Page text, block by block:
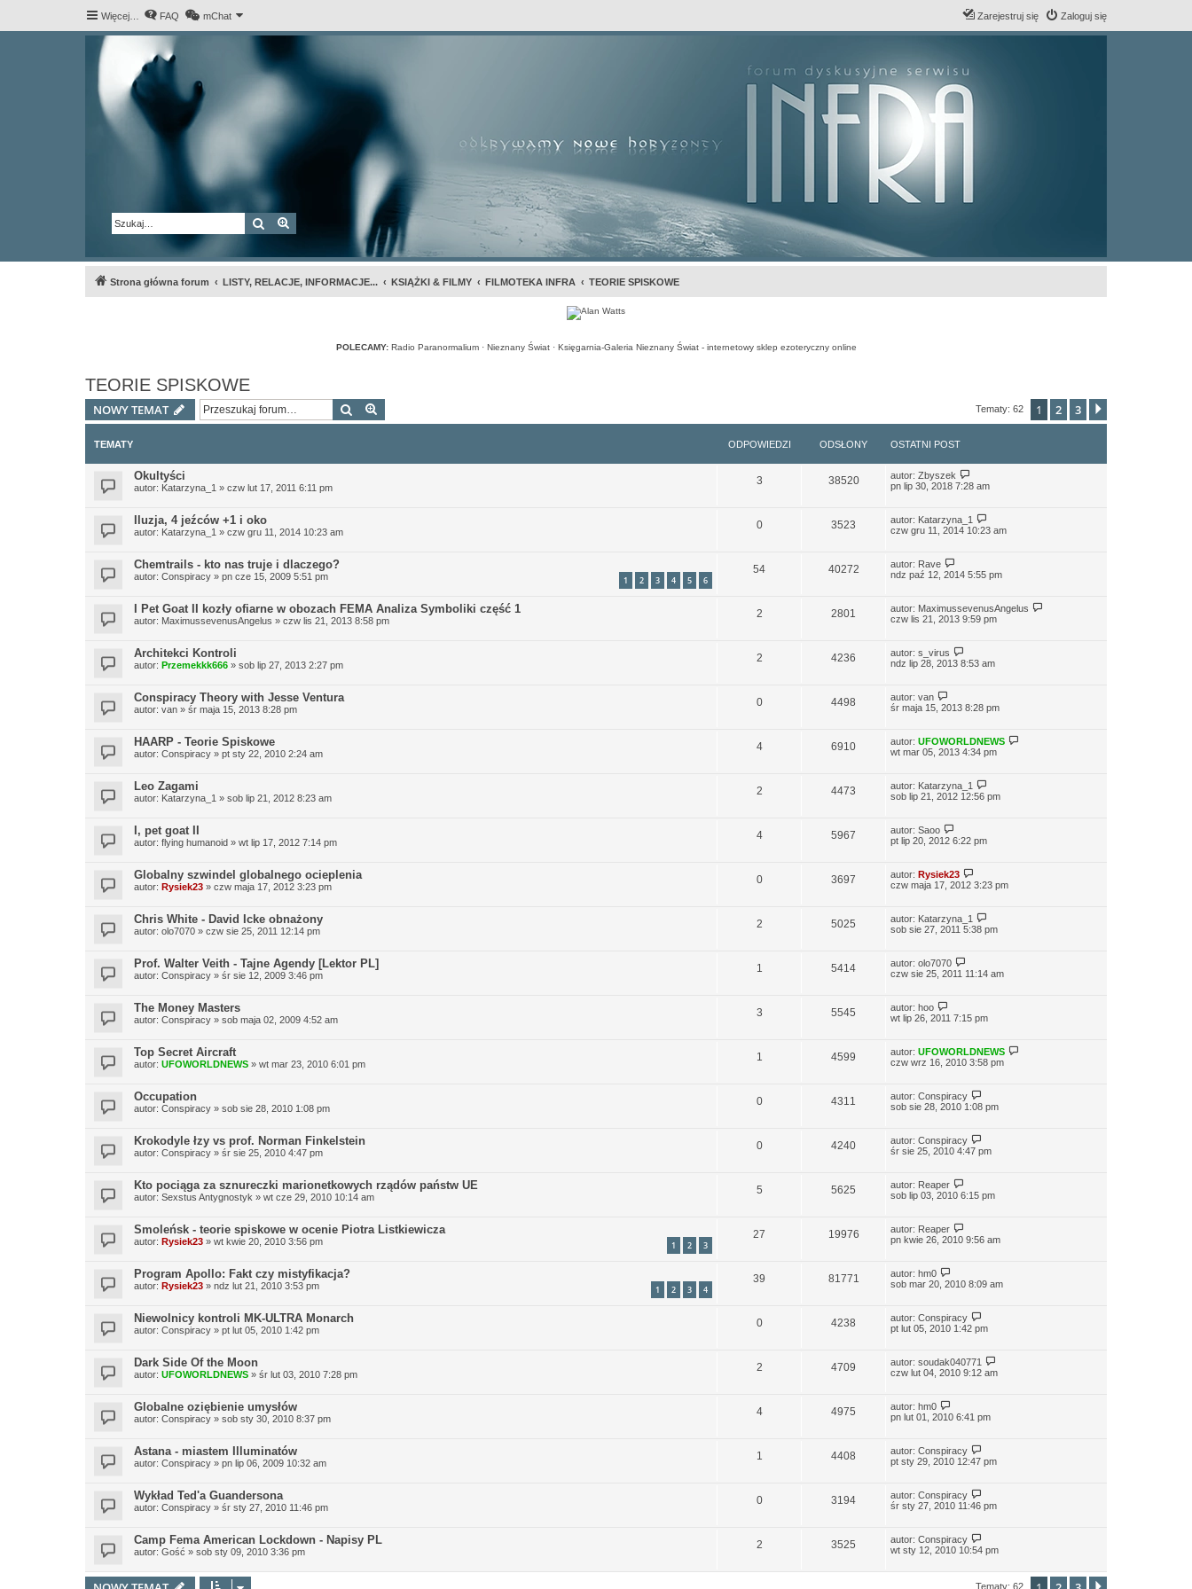
Więcej… FAQ mChat Zaloguj się
Zarejestruj się
Szukaj Wyszukiwanie zaawansowane
Strona główna forum LISTY, RELACJE, INFORMACJE... KSIĄŻKI & FILMY FILMOTEKA INFRA TEORIE SPISKOWE
POLECAMY: Radio Paranormalium· Nieznany Świat· Księgarnia-Galeria Nieznany Świat - internetowy sklep ezoteryczny online
TEORIE SPISKOWE
NOWY TEMAT Szukaj Tematy: 62 1 2 3
TEMATY ODPOWIEDZI ODSŁONY OSTATNI POST
Okultyści
autor: Katarzyna_1 » czw lut 17, 2011 6:11 pm
3 38520 autor: Zbyszek
pn lip 30, 2018 7:28 am
Iluzja, 4 jeźców +1 i oko
autor: Katarzyna_1 » czw gru 11, 2014 10:23 am
0 3523 autor: Katarzyna_1
czw gru 11, 2014 10:23 am
Chemtrails - kto nas truje i dlaczego?
autor: Conspiracy » pn cze 15, 2009 5:51 pm 1 2 3 4 5 6
54 40272 autor: Rave
ndz paź 12, 2014 5:55 pm
I Pet Goat II kozły ofiarne w obozach FEMA Analiza Symboliki część 1
autor: MaximussevenusAngelus » czw lis 21, 2013 8:58 pm
2 2801 autor: MaximussevenusAngelus
czw lis 21, 2013 9:59 pm
Architekci Kontroli
autor: Przemekkk666 » sob lip 27, 2013 2:27 pm
2 4236 autor: s_virus
ndz lip 28, 2013 8:53 am
Conspiracy Theory with Jesse Ventura
autor: van » śr maja 15, 2013 8:28 pm
0 4498 autor: van
śr maja 15, 2013 8:28 pm
HAARP - Teorie Spiskowe
autor: Conspiracy » pt sty 22, 2010 2:24 am
4 6910 autor: UFOWORLDNEWS
wt mar 05, 2013 4:34 pm
Leo Zagami
autor: Katarzyna_1 » sob lip 21, 2012 8:23 am
2 4473 autor: Katarzyna_1
sob lip 21, 2012 12:56 pm
I, pet goat II
autor: flying humanoid » wt lip 17, 2012 7:14 pm
4 5967 autor: Saoo
pt lip 20, 2012 6:22 pm
Globalny szwindel globalnego ocieplenia
autor: Rysiek23 » czw maja 17, 2012 3:23 pm
0 3697 autor: Rysiek23
czw maja 17, 2012 3:23 pm
Chris White - David Icke obnażony
autor: olo7070 » czw sie 25, 2011 12:14 pm
2 5025 autor: Katarzyna_1
sob sie 27, 2011 5:38 pm
Prof. Walter Veith - Tajne Agendy [Lektor PL]
autor: Conspiracy » śr sie 12, 2009 3:46 pm
1 5414 autor: olo7070
czw sie 25, 2011 11:14 am
The Money Masters
autor: Conspiracy » sob maja 02, 2009 4:52 am
3 5545 autor: hoo
wt lip 26, 2011 7:15 pm
Top Secret Aircraft
autor: UFOWORLDNEWS » wt mar 23, 2010 6:01 pm
1 4599 autor: UFOWORLDNEWS
czw wrz 16, 2010 3:58 pm
Occupation
autor: Conspiracy » sob sie 28, 2010 1:08 pm
0 4311 autor: Conspiracy
sob sie 28, 2010 1:08 pm
Krokodyle łzy vs prof. Norman Finkelstein
autor: Conspiracy » śr sie 25, 2010 4:47 pm
0 4240 autor: Conspiracy
śr sie 25, 2010 4:47 pm
Kto pociąga za sznureczki marionetkowych rządów państw UE
autor: Sexstus Antygnostyk » wt cze 29, 2010 10:14 am
5 5625 autor: Reaper
sob lip 03, 2010 6:15 pm
Smoleńsk - teorie spiskowe w ocenie Piotra Listkiewicza
autor: Rysiek23 » wt kwie 20, 2010 3:56 pm 1 2 3
27 19976 autor: Reaper
pn kwie 26, 2010 9:56 am
Program Apollo: Fakt czy mistyfikacja?
autor: Rysiek23 » ndz lut 21, 2010 3:53 pm 1 2 3 4
39 81771 autor: hm0
sob mar 20, 2010 8:09 am
Niewolnicy kontroli MK-ULTRA Monarch
autor: Conspiracy » pt lut 05, 2010 1:42 pm
0 4238 autor: Conspiracy
pt lut 05, 2010 1:42 pm
Dark Side Of the Moon
autor: UFOWORLDNEWS » śr lut 03, 2010 7:28 pm
2 4709 autor: soudak040771
czw lut 04, 2010 9:12 am
Globalne oziębienie umysłów
autor: Conspiracy » sob sty 30, 2010 8:37 pm
4 4975 autor: hm0
pn lut 01, 2010 6:41 pm
Astana - miastem Illuminatów
autor: Conspiracy » pn lip 06, 2009 10:32 am
1 4408 autor: Conspiracy
pt sty 29, 2010 12:47 pm
Wykład Ted'a Guandersona
autor: Conspiracy » śr sty 27, 2010 11:46 pm
0 3194 autor: Conspiracy
śr sty 27, 2010 11:46 pm
Camp Fema American Lockdown - Napisy PL
autor: Gość » sob sty 09, 2010 3:36 pm
2 3525 autor: Conspiracy
wt sty 12, 2010 10:54 pm
Tematy: 62